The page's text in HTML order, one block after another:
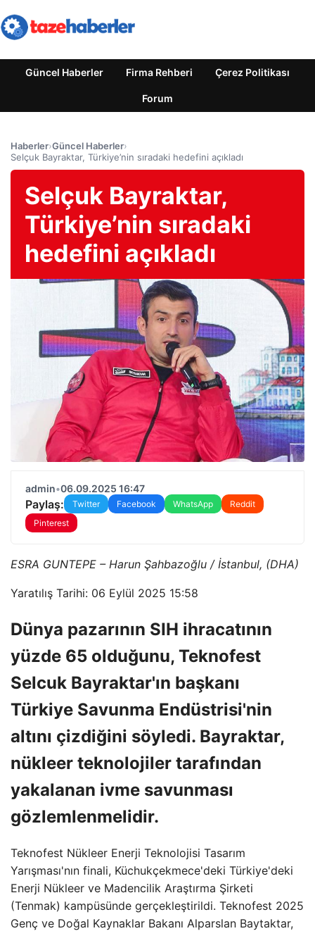
Güncel Haberler Firma Rehberi Çerez Politikası
Forum
Haberler›Güncel Haberler›
Selçuk Bayraktar, Türkiye’nin sıradaki hedefini açıkladı
Selçuk Bayraktar,
Türkiye’nin sıradaki
hedefini açıkladı
admin•06.09.2025 16:47
Paylaş: Twitter Facebook WhatsApp
Reddit
Pinterest
ESRA GUNTEPE – Harun Şahbazoğlu / İstanbul, (DHA)
Yaratılış Tarihi: 06 Eylül 2025 15:58
Dünya pazarının SIH ihracatının
yüzde 65 olduğunu, Teknofest
Selcuk Bayraktar'ın başkanı
Türkiye Savunma Endüstrisi'nin
altını çizdiğini söyledi. Bayraktar,
nükleer teknolojiler tarafından
yakalanan ivme savunması
gözlemlenmelidir.
Teknofest Nükleer Enerji Teknolojisi Tasarım
Yarışması'nın finali, Küchukçekmece'deki Türkiye'deki
Enerji Nükleer ve Madencilik Araştırma Şirketi
(Tenmak) kampüsünde gerçekleştirildi. Teknofest 2025
Genç ve Doğal Kaynaklar Bakanı Alparslan Baytaktar,